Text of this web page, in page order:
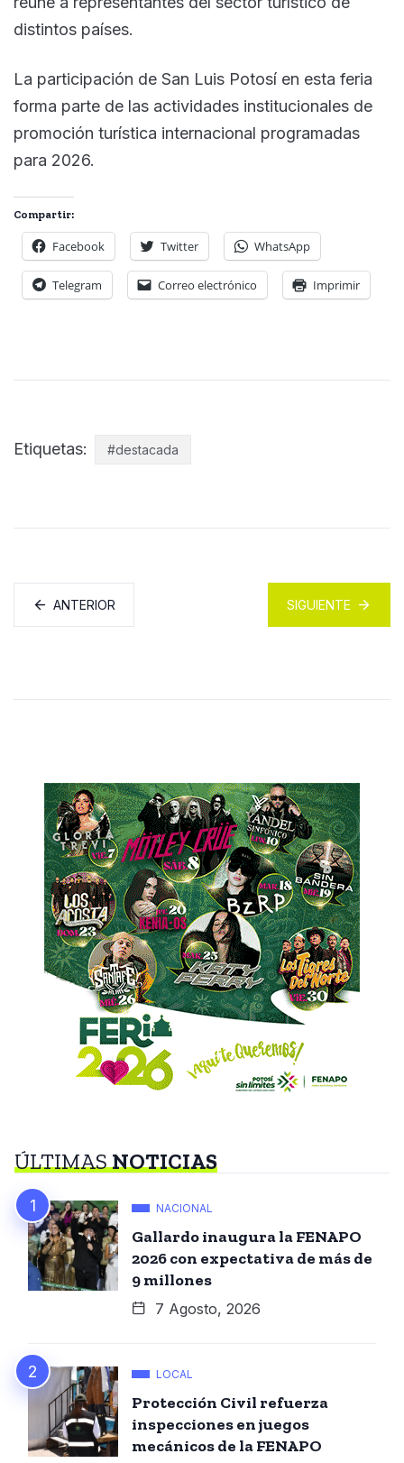
distintos países.
La participación de San Luis Potosí en esta feria
forma parte de las actividades institucionales de
promoción turística internacional programadas
para 2026.
Compartir:
Facebook Twitter WhatsApp
Telegram Correo electrónico Imprimir
Etiquetas: #destacada
ANTERIOR SIGUIENTE
ÚLTIMASNOTICIAS
NACIONAL
Gallardo inaugura la FENAPO
2026 con expectativa de más de
9 millones
7 Agosto, 2026
LOCAL
Protección Civil refuerza
inspecciones en juegos
mecánicos de la FENAPO